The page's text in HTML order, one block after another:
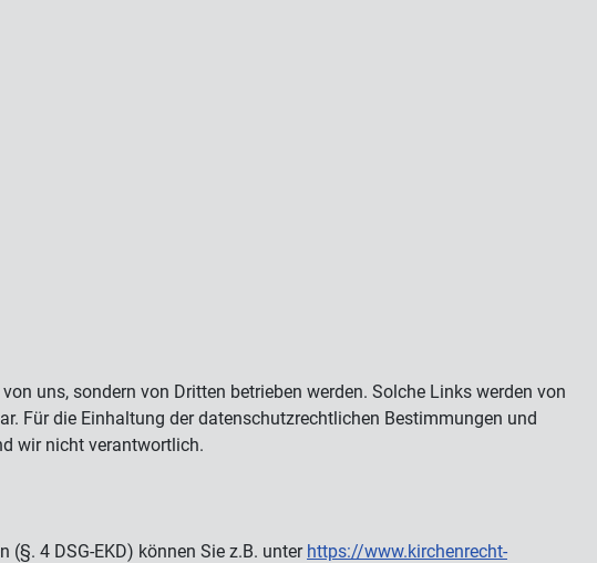
uns, sondern von Dritten betrieben werden. Solche Links werden von
Für die Einhaltung der datenschutzrechtlichen Bestimmungen und
wir nicht verantwortlich.
(§. 4 DSG-EKD) können Sie z.B. unter https://www.kirchenrecht-